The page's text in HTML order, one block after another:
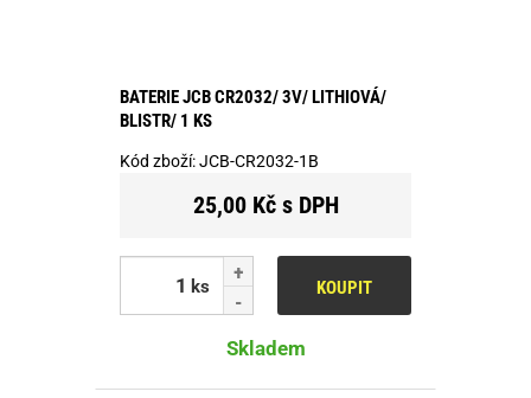
BATERIE JCB CR2032/ 3V/ LITHIOVÁ/
BLISTR/ 1 KS
Kód zboží:JCB-CR2032-1B
25,00 Kč s DPH
ks KOUPIT
Skladem